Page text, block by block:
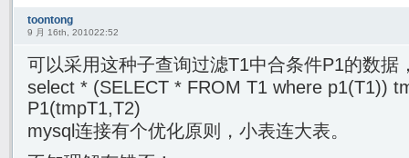
toontong
9 月 16th, 201022:52
可以采用这种子查询过滤T1中合条件P1的数据
select * (SELECT * FROM T1 where p1(T1))
P1(tmpT1,T2)
mysql连接有个优化原则，小表连大表。